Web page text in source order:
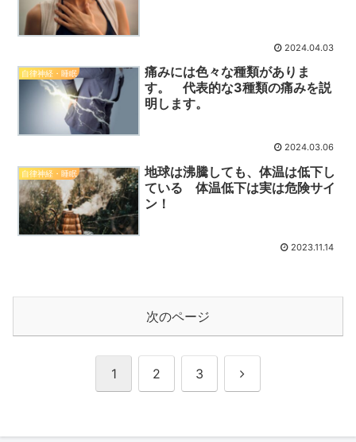
2024.04.03
自律神経・睡眠
痛みには色々な種類がありま
す。 代表的な3種類の痛みを説
明します。
2024.03.06
自律神経・睡眠
地球は沸騰しても、体温は低下し
ている 体温低下は実は危険サイ
ン！
2023.11.14
次のページ
1 2 3 次